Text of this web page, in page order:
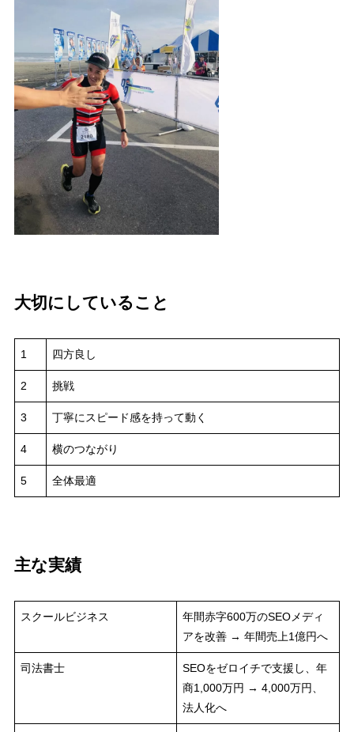
大切にしていること
1 四方良し
2 挑戦
3 丁寧にスピード感を持って動く
4 横のつながり
5 全体最適
主な実績
スクールビジネス
年間赤字600万のSEOメディ
アを改善 → 年間売上1億円へ
司法書士
SEOをゼロイチで支援し、年
商1,000万円 → 4,000万円、
法人化へ